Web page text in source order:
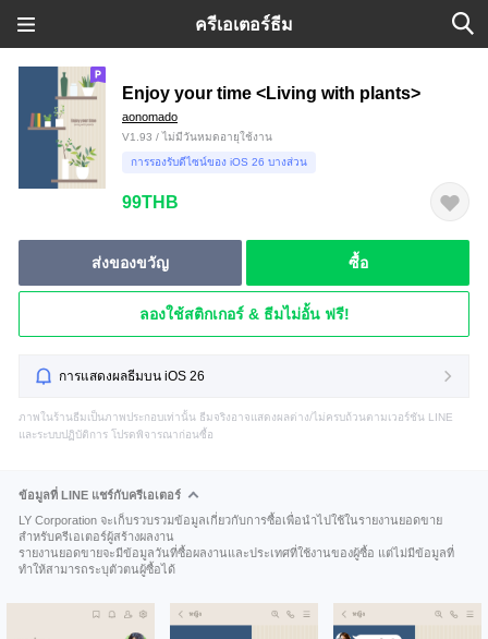
ครีเอเตอร์ธีม
Enjoy your time <Living with plants>
aonomado
V1.93 / ไม่มีวันหมดอายุใช้งาน
การรองรับดีไซน์ของ iOS 26 บางส่วน
99THB
ส่งของขวัญ ซื้อ
ลองใช้สติกเกอร์ & ธีมไม่อั้น ฟรี!
การแสดงผลธีมบน iOS 26
ภาพในร้านธีมเป็นภาพประกอบเท่านั้น ธีมจริงอาจแสดงผลต่าง/ไม่ครบถ้วนตามเวอร์ชัน LINE
และระบบปฏิบัติการ โปรดพิจารณาก่อนซื้อ
ข้อมูลที่ LINE แชร์กับครีเอเตอร์
LY Corporation จะเก็บรวบรวมข้อมูลเกี่ยวกับการซื้อเพื่อนำไปใช้ในรายงานยอดขาย
สำหรับครีเอเตอร์ผู้สร้างผลงาน
รายงานยอดขายจะมีข้อมูลวันที่ซื้อผลงานและประเทศที่ใช้งานของผู้ซื้อ แต่ไม่มีข้อมูลที่
ทำให้สามารถระบุตัวตนผู้ซื้อได้